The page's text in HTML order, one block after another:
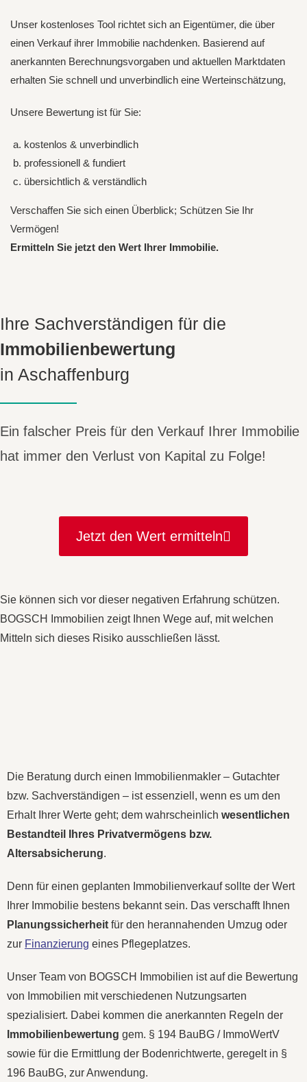
Unser kostenloses Tool richtet sich an Eigentümer, die über
einen Verkauf ihrer Immobilie nachdenken. Basierend auf
anerkannten Berechnungsvorgaben und aktuellen Marktdaten
erhalten Sie schnell und unverbindlich eine Werteinschätzung,
Unsere Bewertung ist für Sie:
kostenlos & unverbindlich
professionell & fundiert
übersichtlich & verständlich
Verschaffen Sie sich einen Überblick; Schützen Sie Ihr
Vermögen!
Ermitteln Sie jetzt den Wert Ihrer Immobilie.
Ihre Sachverständigen für die
Immobilienbewertung
in Aschaffenburg
Ein falscher Preis für den Verkauf Ihrer Immobilie
hat immer den Verlust von Kapital zu Folge!
Jetzt den Wert ermitteln
Sie können sich vor dieser negativen Erfahrung schützen.
BOGSCH Immobilien zeigt Ihnen Wege auf, mit welchen
Mitteln sich dieses Risiko ausschließen lässt.
Die Beratung durch einen Immobilienmakler – Gutachter
bzw. Sachverständigen – ist essenziell, wenn es um den
Erhalt Ihrer Werte geht; dem wahrscheinlich wesentlichen
Bestandteil Ihres Privatvermögens bzw.
Altersabsicherung.
Denn für einen geplanten Immobilienverkauf sollte der Wert
Ihrer Immobilie bestens bekannt sein. Das verschafft Ihnen
Planungssicherheit für den herannahenden Umzug oder
zur Finanzierung eines Pflegeplatzes.
Unser Team von BOGSCH Immobilien ist auf die Bewertung
von Immobilien mit verschiedenen Nutzungsarten
spezialisiert. Dabei kommen die anerkannten Regeln der
Immobilienbewertung gem. § 194 BauBG / ImmoWertV
sowie für die Ermittlung der Bodenrichtwerte, geregelt in §
196 BauBG, zur Anwendung.